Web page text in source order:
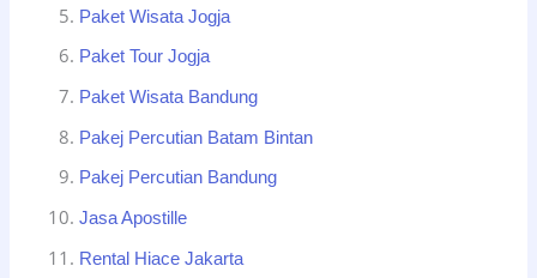
Paket Wisata Jogja
Paket Tour Jogja
Paket Wisata Bandung
Pakej Percutian Batam Bintan
Pakej Percutian Bandung
Jasa Apostille
Rental Hiace Jakarta